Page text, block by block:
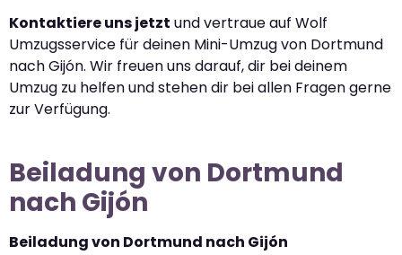
Kontaktiere uns jetzt und vertraue auf Wolf
Umzugsservice für deinen Mini-Umzug von Dortmund
nach Gijón. Wir freuen uns darauf, dir bei deinem
Umzug zu helfen und stehen dir bei allen Fragen gerne
zur Verfügung.
Beiladung von Dortmund
nach Gijón
Beiladung von Dortmund nach Gijón